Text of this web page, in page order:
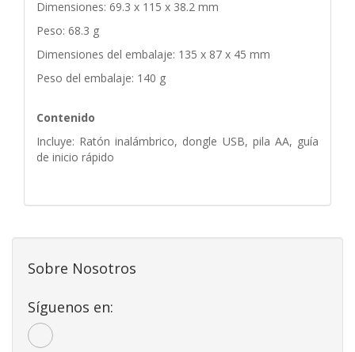
Dimensiones: 69.3 x 115 x 38.2 mm
Peso: 68.3 g
Dimensiones del embalaje: 135 x 87 x 45 mm
Peso del embalaje: 140 g
Contenido
Incluye: Ratón inalámbrico, dongle USB, pila AA, guía
de inicio rápido
Sobre Nosotros
Síguenos en: